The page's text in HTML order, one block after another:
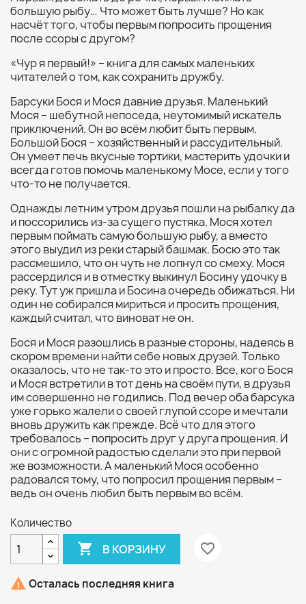
большую рыбу… Что может быть лучше? Но как
насчёт того, чтобы первым попросить прощения
после ссоры с другом?
«Чур я первый!» – книга для самых маленьких
читателей о том, как сохранить дружбу.
Барсуки Бося и Мося давние друзья. Маленький
Мося – шебутной непоседа, неутомимый искатель
приключений. Он во всём любит быть первым.
Большой Бося – хозяйственный и рассудительный.
Он умеет печь вкусные тортики, мастерить удочки и
всегда готов помочь маленькому Мосе, если у того
что-то не получается.
Однажды летним утром друзья пошли на рыбалку да
и поссорились из-за сущего пустяка. Мося хотел
первым поймать самую большую рыбу, а вместо
этого выудил из реки старый башмак. Босю это так
рассмешило, что он чуть не лопнул со смеху. Мося
рассердился и в отместку выкинул Босину удочку в
реку. Тут уж пришла и Босина очередь обижаться. Ни
один не собирался мириться и просить прощения,
каждый считал, что виноват не он.
Бося и Мося разошлись в разные стороны, надеясь в
скором времени найти себе новых друзей. Только
оказалось, что не так-то это и просто. Все, кого Бося
и Мося встретили в тот день на своём пути, в друзья
им совершенно не годились. Под вечер оба барсука
уже горько жалели о своей глупой ссоре и мечтали
вновь дружить как прежде. Всё что для этого
требовалось – попросить друг у друга прощения. И
они с огромной радостью сделали это при первой
же возможности. А маленький Мося особенно
радовался тому, что попросил прощения первым –
ведь он очень любил быть первым во всём.
Количество
 В КОРЗИНУ favorite_border
 Осталась последняя книга